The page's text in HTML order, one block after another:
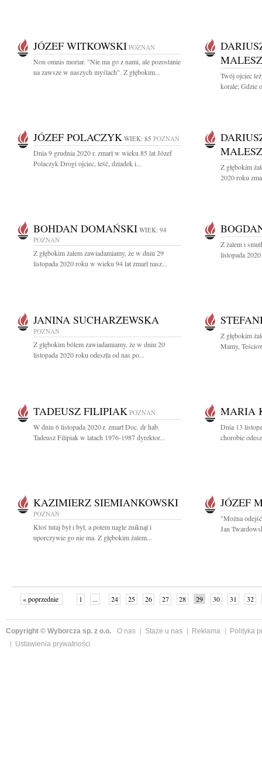
JÓZEF WITKOWSKI POZNAŃ
Non omnis moriar. "Nie ma go z nami, ale pozostanie
na zawsze w naszych myślach". Z głębokim...
Twój ojciec
korale; Gdzie
JÓZEF POLACZYK WIEK: 85 POZNAŃ
Dnia 9 grudnia 2020 r. zmarł w wieku 85 lat Józef
Polaczyk Drogi ojciec, teść, dziadek i...
Z głębokim
2020 roku
BOHDAN DOMAŃSKI WIEK: 94
POZNAŃ
Z głębokim żalem zawiadamiamy, że w dniu 29
listopada 2020 roku w wieku 94 lat zmarł nasz...
Z żalem i
listopada
JANINA SUCHARZEWSKA
POZNAŃ
Z głębokim bólem zawiadamiamy, że w dniu 20
listopada 2020 roku odeszła od nas po...
Z głębokim
Mamy,
TADEUSZ FILIPIAK POZNAŃ
W dniu 6 listopada 2020 r. zmarł Doc. dr hab.
Tadeusz Filipiak w latach 1976-1987 dyrektor...
MARIA
Dnia 13
chorobie
KAZIMIERZ SIEMIANKOWSKI
POZNAŃ
Ktoś tutaj był i był, a potem nagle zniknął i
uporczywie go nie ma. Z głębokim żalem...
JÓZEF
"Można
Jan
« poprzednie 1 ... 24 25 26 27 28 29 30 31
32
Copyright © Wyborcza sp. z o.o. O nas Staże u nas Reklama
Polityka
Ustawienia prywatności